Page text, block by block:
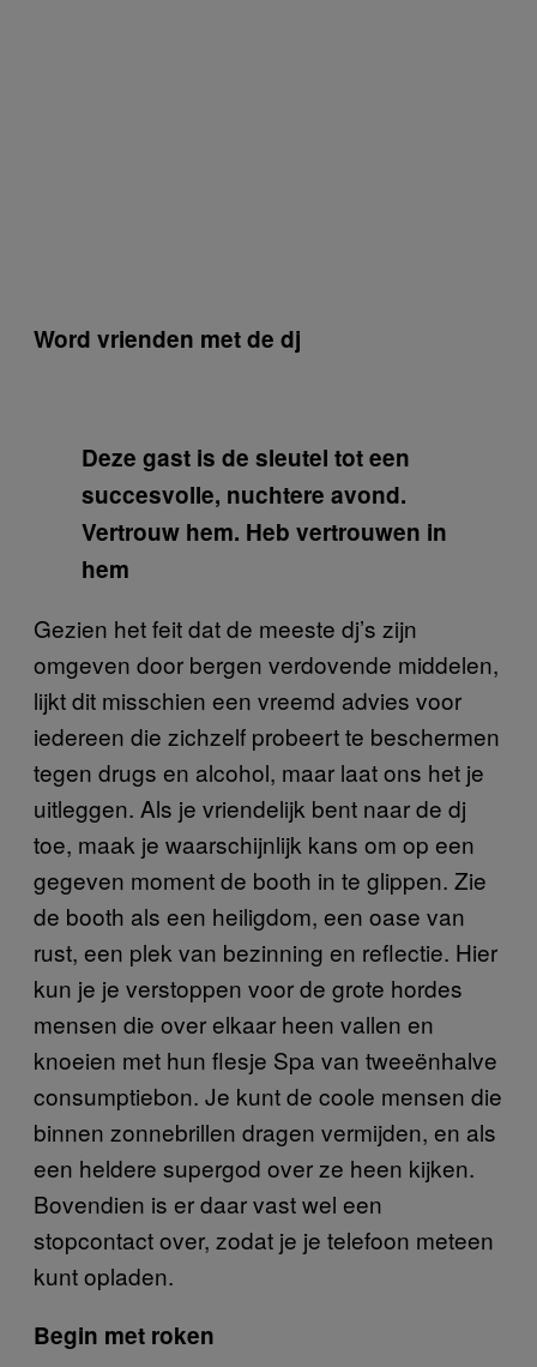
Word vrienden met de dj
Deze gast is de sleutel tot een
succesvolle, nuchtere avond.
Vertrouw hem. Heb vertrouwen in
hem
Gezien het feit dat de meeste dj’s zijn
omgeven door bergen verdovende middelen,
lijkt dit misschien een vreemd advies voor
iedereen die zichzelf probeert te beschermen
tegen drugs en alcohol, maar laat ons het je
uitleggen. Als je vriendelijk bent naar de dj
toe, maak je waarschijnlijk kans om op een
gegeven moment de booth in te glippen. Zie
de booth als een heiligdom, een oase van
rust, een plek van bezinning en reflectie. Hier
kun je je verstoppen voor de grote hordes
mensen die over elkaar heen vallen en
knoeien met hun flesje Spa van tweeënhalve
consumptiebon. Je kunt de coole mensen die
binnen zonnebrillen dragen vermijden, en als
een heldere supergod over ze heen kijken.
Bovendien is er daar vast wel een
stopcontact over, zodat je je telefoon meteen
kunt opladen.
Begin met roken